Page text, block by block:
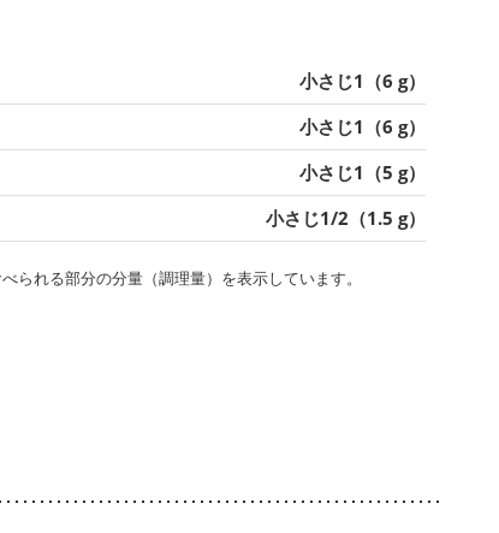
小さじ1（6 g）
小さじ1（6 g）
小さじ1（5 g）
小さじ1/2（1.5 g）
られる部分の分量（調理量）を表示しています。